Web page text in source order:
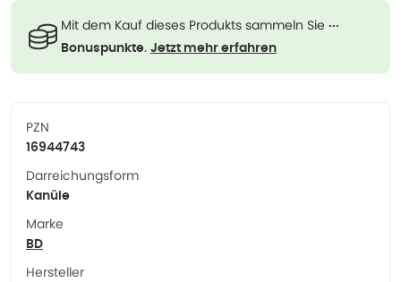
Mit dem Kauf dieses Produkts sammeln Sie ···
Bonuspunkte. Jetzt mehr erfahren
PZN
16944743
Darreichungsform
Kanüle
Marke
BD
Hersteller